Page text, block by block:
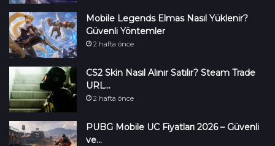
Mobile Legends Elmas Nasıl Yüklenir?
Güvenli Yöntemler
2 hafta önce
CS2 Skin Nasıl Alınır Satılır? Steam Trade
URL…
2 hafta önce
PUBG Mobile UC Fiyatları 2026 – Güvenli
ve…